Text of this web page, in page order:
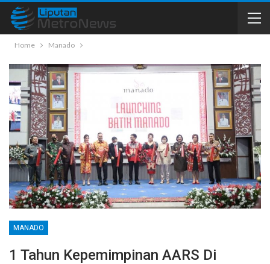
Home Manado
MANADO
1 Tahun Kepemimpinan AARS Di